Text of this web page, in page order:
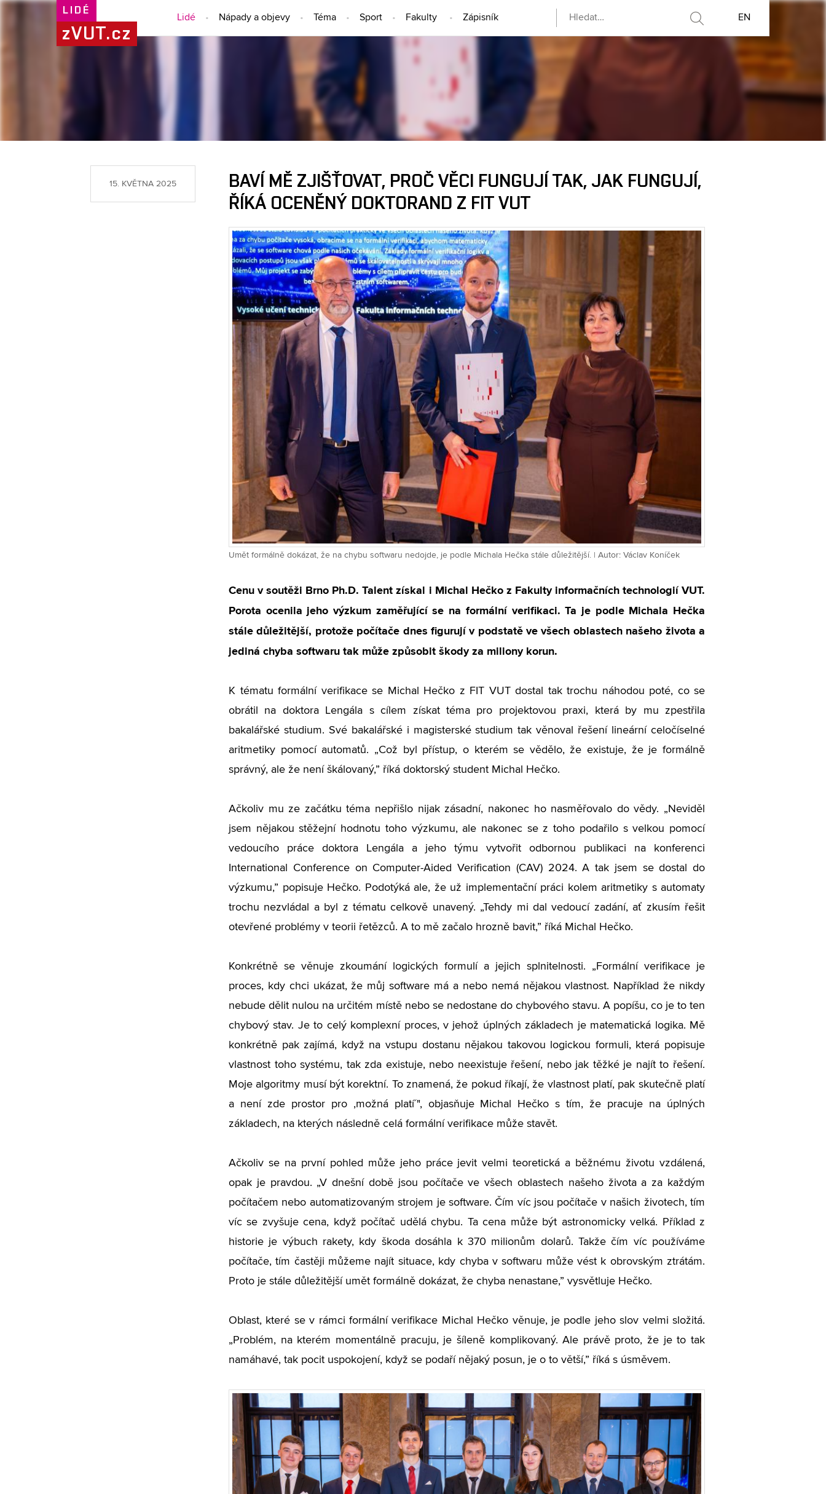
LIDÉ
zVUT.cz
Lidé Nápady a objevy Téma Sport Fakulty Zápisník EN
LIDÉ
15. KVĚTNA 2025
BAVÍ MĚ ZJIŠŤOVAT, PROČ VĚCI FUNGUJÍ TAK, JAK FUNGUJÍ,
ŘÍKÁ OCENĚNÝ DOKTORAND Z FIT VUT
Umět formálně dokázat, že na chybu softwaru nedojde, je podle Michala Hečka stále důležitější. | Autor: Václav Koníček
Cenu v soutěži Brno Ph.D. Talent získal i Michal Hečko z Fakulty informačních technologií VUT.
Porota ocenila jeho výzkum zaměřující se na formální verifikaci. Ta je podle Michala Hečka
stále důležitější, protože počítače dnes figurují v podstatě ve všech oblastech našeho života a
jediná chyba softwaru tak může způsobit škody za miliony korun.
K tématu formální verifikace se Michal Hečko z FIT VUT dostal tak trochu náhodou poté, co se
obrátil na doktora Lengála s cílem získat téma pro projektovou praxi, která by mu zpestřila
bakalářské studium. Své bakalářské i magisterské studium tak věnoval řešení lineární celočíselné
aritmetiky pomocí automatů. „Což byl přístup, o kterém se vědělo, že existuje, že je formálně
správný, ale že není škálovaný,” říká doktorský student Michal Hečko.
Ačkoliv mu ze začátku téma nepřišlo nijak zásadní, nakonec ho nasměřovalo do vědy. „Neviděl
jsem nějakou stěžejní hodnotu toho výzkumu, ale nakonec se z toho podařilo s velkou pomocí
vedoucího práce doktora Lengála a jeho týmu vytvořit odbornou publikaci na konferenci
International Conference on Computer-Aided Verification (CAV) 2024. A tak jsem se dostal do
výzkumu,” popisuje Hečko. Podotýká ale, že už implementační práci kolem aritmetiky s automaty
trochu nezvládal a byl z tématu celkově unavený. „Tehdy mi dal vedoucí zadání, ať zkusím řešit
otevřené problémy v teorii řetězců. A to mě začalo hrozně bavit,” říká Michal Hečko.
Konkrétně se věnuje zkoumání logických formulí a jejich splnitelnosti. „Formální verifikace je
proces, kdy chci ukázat, že můj software má a nebo nemá nějakou vlastnost. Například že nikdy
nebude dělit nulou na určitém místě nebo se nedostane do chybového stavu. A popíšu, co je to ten
chybový stav. Je to celý komplexní proces, v jehož úplných základech je matematická logika. Mě
konkrétně pak zajímá, když na vstupu dostanu nějakou takovou logickou formuli, která popisuje
vlastnost toho systému, tak zda existuje, nebo neexistuje řešení, nebo jak těžké je najít to řešení.
Moje algoritmy musí být korektní. To znamená, že pokud říkají, že vlastnost platí, pak skutečně platí
a není zde prostor pro ,možná platí´", objasňuje Michal Hečko s tím, že pracuje na úplných
základech, na kterých následně celá formální verifikace může stavět.
Ačkoliv se na první pohled může jeho práce jevit velmi teoretická a běžnému životu vzdálená,
opak je pravdou. „V dnešní době jsou počítače ve všech oblastech našeho života a za každým
počítačem nebo automatizovaným strojem je software. Čím víc jsou počítače v našich životech, tím
víc se zvyšuje cena, když počítač udělá chybu. Ta cena může být astronomicky velká. Příklad z
historie je výbuch rakety, kdy škoda dosáhla k 370 milionům dolarů. Takže čím víc používáme
počítače, tím častěji můžeme najít situace, kdy chyba v softwaru může vést k obrovským ztrátám.
Proto je stále důležitější umět formálně dokázat, že chyba nenastane,” vysvětluje Hečko.
Oblast, které se v rámci formální verifikace Michal Hečko věnuje, je podle jeho slov velmi složitá.
„Problém, na kterém momentálně pracuju, je šíleně komplikovaný. Ale právě proto, že je to tak
namáhavé, tak pocit uspokojení, když se podaří nějaký posun, je o to větší,” říká s úsměvem.